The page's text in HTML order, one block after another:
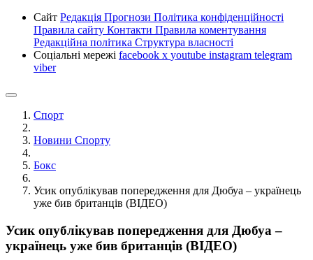
Сайт Редакція Прогнози Політика конфіденційності
Правила сайту Контакти Правила коментування
Редакційна політика Структура власності
Соціальні мережі facebook x youtube instagram telegram
viber
Спорт
Новини Спорту
Бокс
Усик опублікував попередження для Дюбуа – українець
уже бив британців (ВІДЕО)
Усик опублікував попередження для Дюбуа –
українець уже бив британців (ВІДЕО)